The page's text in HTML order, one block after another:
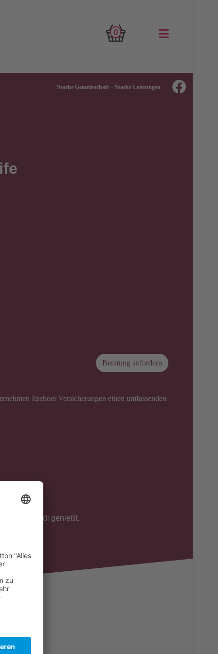
0
Starke Gemeinschaft – Starke Leistungen
Beratung anfordern
Itzehoer Versicherungen einen umfassenden
über ver.di genießt.